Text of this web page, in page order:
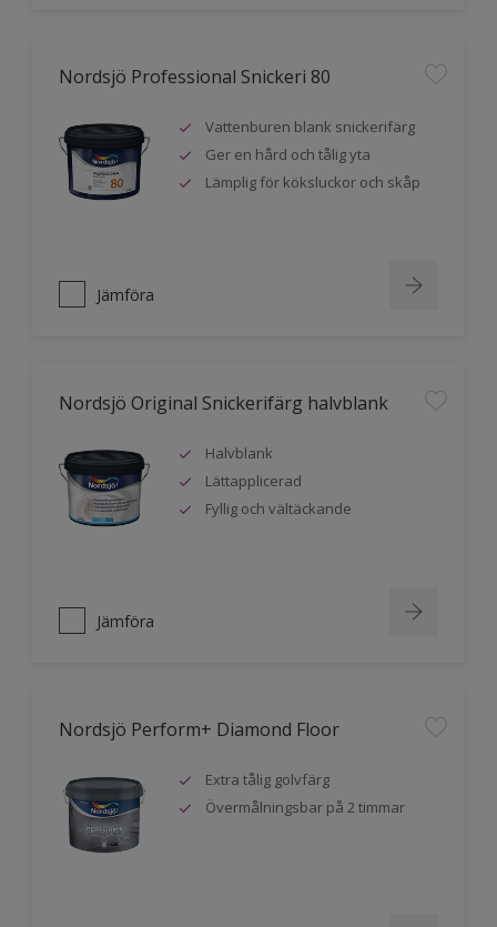
Nordsjö Professional Snickeri 80
Vattenburen blank snickerifärg
Ger en hård och tålig yta
Lämplig för köksluckor och skåp
Jämföra
Nordsjö Original Snickerifärg halvblank
Halvblank
Lättapplicerad
Fyllig och vältäckande
Jämföra
Nordsjö Perform+ Diamond Floor
Extra tålig golvfärg
Övermålningsbar på 2 timmar